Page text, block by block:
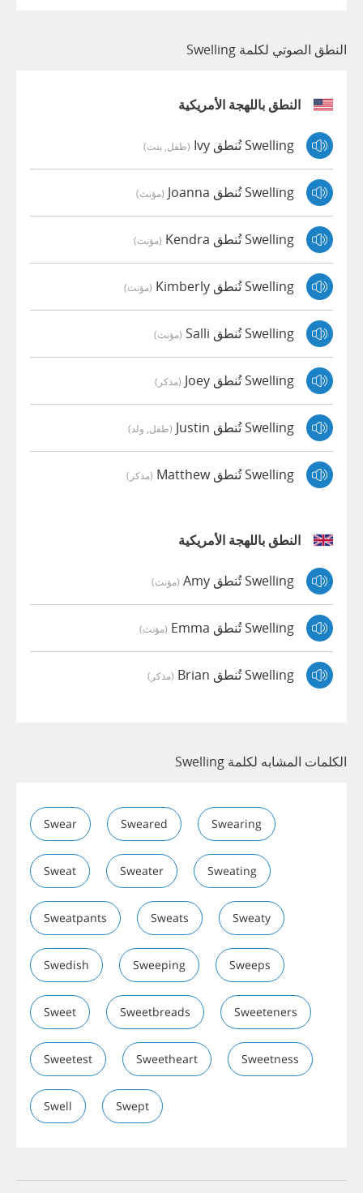
النطق الصوتي لكلمة Swelling
النطق باللهجة الأمريكية
Swelling تُنطق Ivy (طفل, بنت)
Swelling تُنطق Joanna (مؤنث)
Swelling تُنطق Kendra (مؤنث)
Swelling تُنطق Kimberly (مؤنث)
Swelling تُنطق Salli (مؤنث)
Swelling تُنطق Joey (مذكر)
Swelling تُنطق Justin (طفل, ولد)
Swelling تُنطق Matthew (مذكر)
النطق باللهجة الأمريكية
Swelling تُنطق Amy (مؤنث)
Swelling تُنطق Emma (مؤنث)
Swelling تُنطق Brian (مذكر)
الكلمات المشابه لكلمة Swelling
Swear Sweared Swearing
Sweat Sweater Sweating
Sweatpants Sweats Sweaty
Swedish Sweeping Sweeps
Sweet Sweetbreads Sweeteners
Sweetest Sweetheart Sweetness
Swell Swept